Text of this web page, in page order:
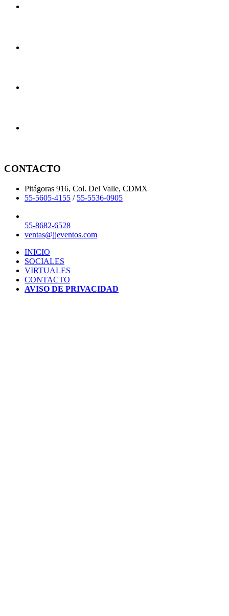
CONTACTO
Pitágoras 916, Col. Del Valle, CDMX
55-5605-4155 / 55-5536-0905
55-8682-6528
ventas@jjeventos.com
INICIO
SOCIALES
VIRTUALES
CONTACTO
AVISO DE PRIVACIDAD